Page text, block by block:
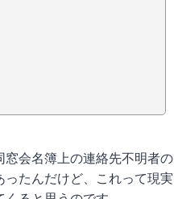
会名簿上の連絡先不明者の
たんだけど、これって現実